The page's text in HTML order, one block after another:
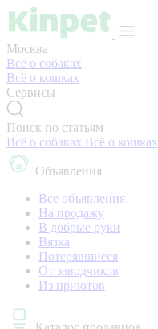
Москва
Всё о собаках
Всё о кошках
Сервисы
Поиск по статьям
Всё о собаках Всё о кошках
Объявления
Все объявления
На продажу
В добрые руки
Вязка
Потерявшиеся
От заводчиков
Из приютов